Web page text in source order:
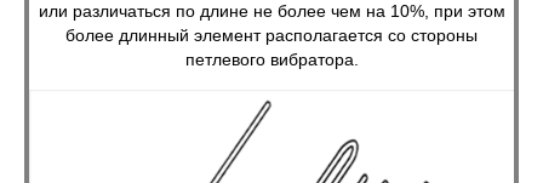
или различаться по длине не более чем на 10%, при этом
более длинный элемент располагается со стороны
петлевого вибратора.